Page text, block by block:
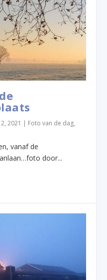
2021 | Foto van de dag,
vanaf de
door...